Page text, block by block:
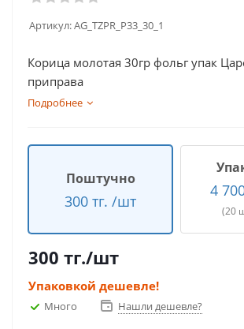
Артикул:AG_TZPR_P33_30_1
Корица молотая 30гр фольг упак
приправа
Подробнее
Поштучно
300 тг. /шт
4
(20
300 тг./шт
Упаковкой дешевле!
Много Нашли дешевле?